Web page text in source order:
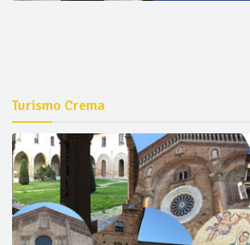
Turismo Crema